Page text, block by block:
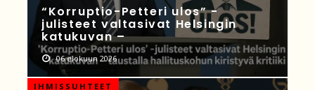
“Korruptio-Petteri ulos” -
julisteet valtasivat Helsingin
katukuvan –
06 elokuun 2026
IHMISSUHTEET